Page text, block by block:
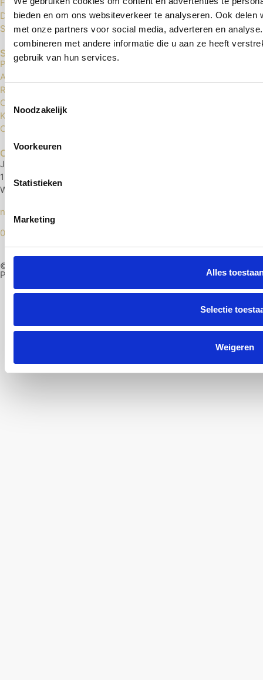
bieden en om ons websiteverkeer te analyseren. Ook
met onze partners voor social media, adverteren en
combineren met andere informatie die u aan ze heeft
gebruik van hun services.
Toestemmingsselectie
Noodzakelijk
Voorkeuren
Statistieken
Marketing
Alles
Selectie
Weigeren
Floer Click PVC
Douwes Dekker Click PVC
Sense Click PVC
Service
Privacybeleid
Algemene voorwaarden
Retourneren
Contact
Klachten
Cookies
Contact
Jonge Voolweg 29
1521 RH
Wormerveer
nextlevelvloerenshop@gmail.com
075 204 75 54
© Next Level Vloeren 2026
Professional Web Design by Groove